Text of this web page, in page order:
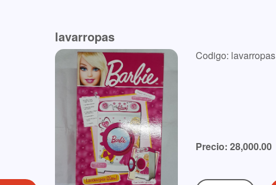
lavarropas
Codigo: lavarropas
Precio: 28,000.00